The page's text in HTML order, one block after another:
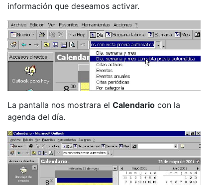
información que deseamos activar.
La pantalla nos mostrara el Calendario con la
agenda del día.